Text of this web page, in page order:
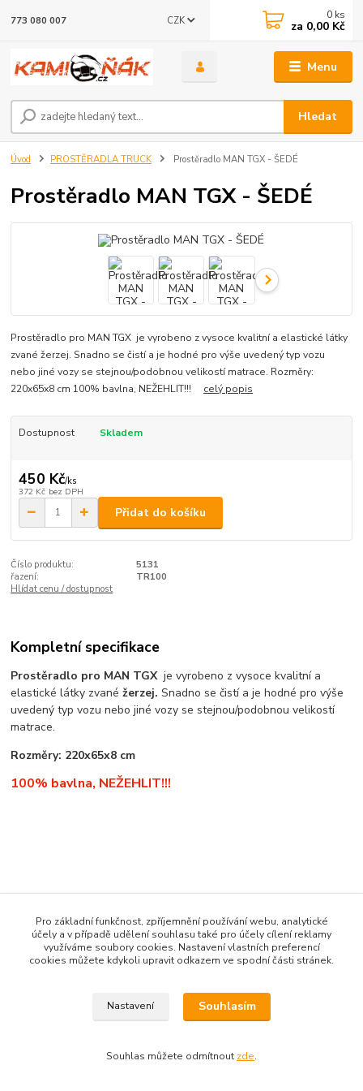
Menu
CZK
Hledat
773 080 007 0 ks
za 0,00 Kč
Úvod PROSTĚRADLA TRUCK Prostěradlo MAN TGX - ŠEDÉ
Prostěradlo MAN TGX - ŠEDÉ
Prostěradlo pro MAN TGX je vyrobeno z vysoce kvalitní a elastické látky
zvané žerzej. Snadno se čistí a je hodné pro výše uvedený typ vozu
nebo jiné vozy se stejnou/podobnou velikostí matrace. Rozměry:
220x65x8 cm 100% bavlna, NEŽEHLIT!!! celý popis
Dostupnost Skladem
450 Kč/ks
372 Kč bez DPH
Přidat do košíku
Číslo produktu:
5131
řazení:
TR100
Hlídat cenu / dostupnost
Kompletní specifikace
Prostěradlo pro MAN TGXje vyrobeno z vysoce kvalitní a
elastické látky zvanéžerzej.Snadno se čistí a je hodné pro výše
uvedený typ vozu nebo jiné vozy se stejnou/podobnou velikostí
matrace.
Rozměry: 220x65x8 cm
100% bavlna, NEŽEHLIT!!!
* ZBOŽÍ DLE ZNAČKY VOZU *
PROSTĚRADLA TRUCK
Pro základní funkčnost, zpříjemnění používání webu, analytické
účely a v případě udělení souhlasu také pro účely cílení reklamy
využíváme soubory cookies. Nastavení vlastních preferencí
cookies můžete kdykoli upravit odkazem ve spodní části stránek.
Nastavení Souhlasím
Souhlas můžete odmítnout zde.